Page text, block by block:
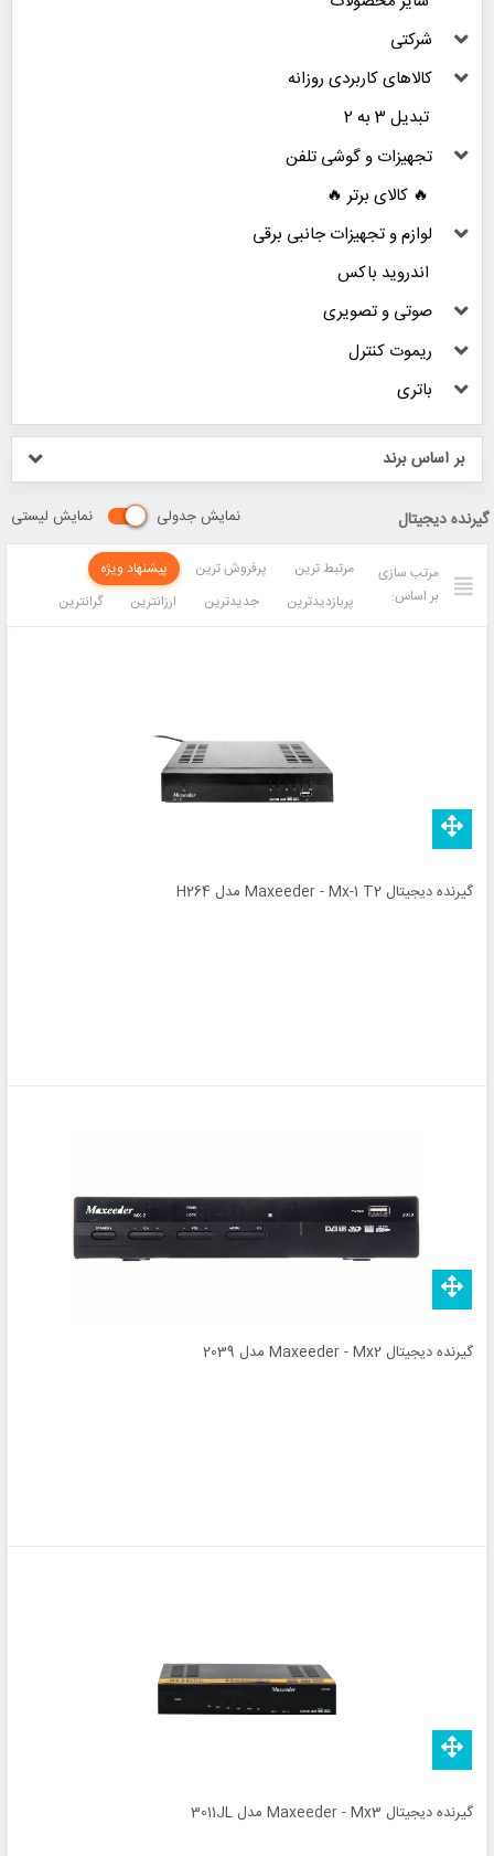
شرکتی
کالاهای کاربردی روزانه
تبدیل 3 به 2
تجهیزات و گوشی تلفن
🔥 کالای برتر 🔥
لوازم و تجهیزات جانبی برقی
اندروید باکس
صوتی و تصویری
ریموت کنترل
باتری
بر اساس برند
گیرنده دیجیتال نمایش جدولی نمایش لیستی
مرتب سازی
بر اساس:
مرتبط ترین پرفروش ترین
پیشنهاد ویژه
پربازدیدترین
جدیدترین ارزانترین گرانترین
گیرنده دیجیتال Maxeeder - Mx-1 T2 مدل H264
گیرنده دیجیتال Maxeeder - Mx2 مدل 2039
گیرنده دیجیتال Maxeeder - Mx3 مدل 3011JL